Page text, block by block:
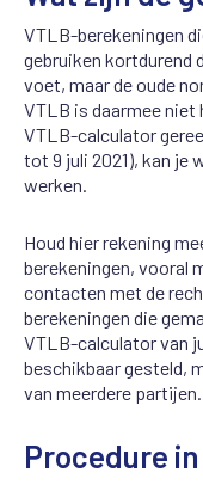
VTLB-berekeningen
gebruiken kortdurend
voet, maar de oude
VTLB is daarmee niet
VTLB-calculator
tot 9 juli 2021), kan je
werken.
Houd hier rekening
berekeningen, vooral
contacten met de
berekeningen die
VTLB-calculator van
beschikbaar gesteld,
van meerdere partijen.
Procedure